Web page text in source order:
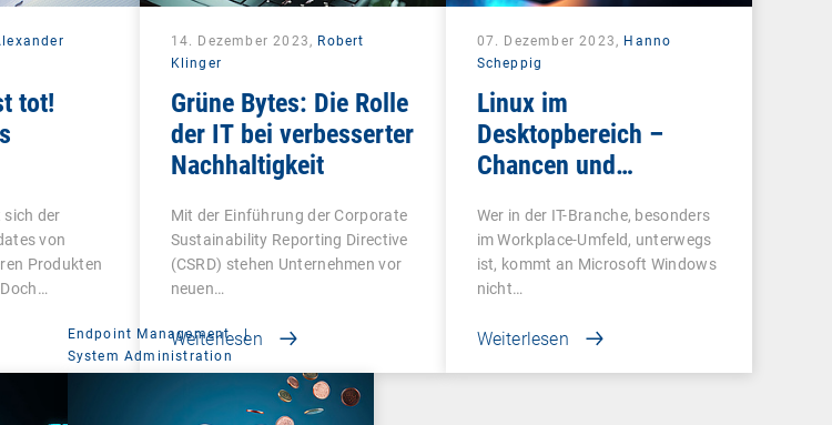
tot!
der
von
Produkten
14. Dezember 2023, Robert
Klinger
Grüne Bytes: Die Rolle
der IT bei verbesserter
Nachhaltigkeit
Mit der Einführung der Corporate
Sustainability Reporting Directive
(CSRD) stehen Unternehmen vor
neuen…
Weiterlesen
07. Dezember 2023, Hanno
Scheppig
Linux im
Desktopbereich –
Chancen und
Wer in der IT-Branche, besonders
im Workplace-Umfeld, unterwegs
ist, kommt an Microsoft Windows
nicht…
Weiterlesen
Endpoint Management
|
System Administration